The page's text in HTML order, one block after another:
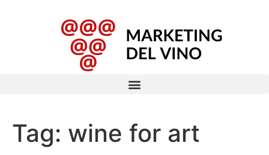
Tag: wine for art